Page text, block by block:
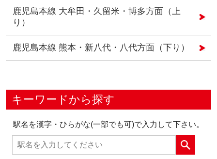
鹿児島本線 大牟田・久留米・博多方面（上
り）
鹿児島本線 熊本・新八代・八代方面（下り）
キーワードから探す
駅名を漢字・ひらがな(一部でも可)で入力して下さい。